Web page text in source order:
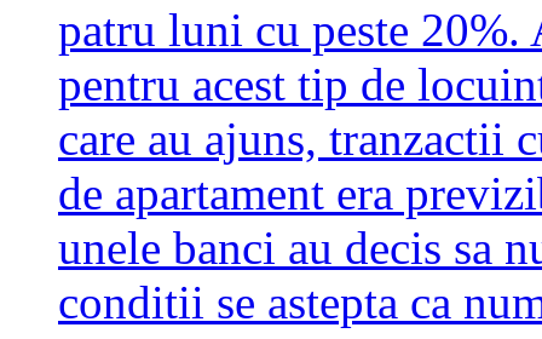
patru luni cu peste
pentru acest tip de
care au ajuns, tranzactii
de apartament era
unele banci au decis sa
conditii se astepta ca